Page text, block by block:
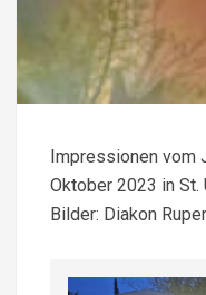
Impressionen vom
Oktober 2023 in St.
Bilder: Diakon